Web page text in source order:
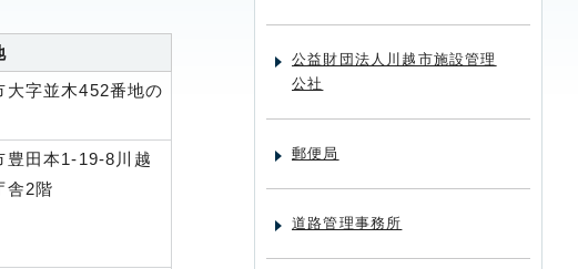
大字並木452番地の
豊田本1-19-8川越
舎2階
公益財団法人川越市施設管理
公社
郵便局
道路管理事務所